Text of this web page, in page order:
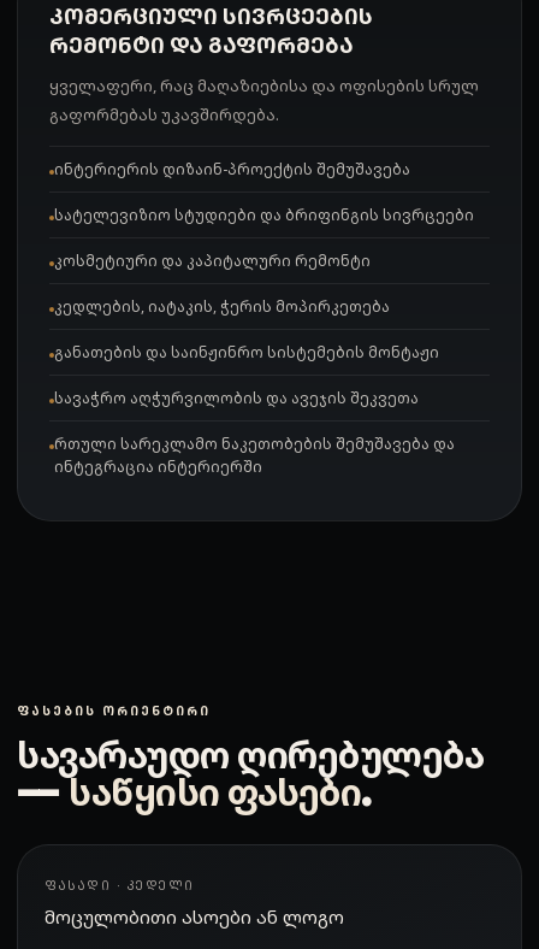
ᲙᲝᲛᲔᲠᲪᲘᲣᲚᲘ ᲡᲘᲕᲠᲪᲔᲔᲑᲘᲡ
ᲠᲔᲛᲝᲜᲢᲘ ᲓᲐ ᲒᲐᲤᲝᲠᲛᲔᲑᲐ
ყველაფერი, რაც მაღაზიებისა და ოფისების სრულ
გაფორმებას უკავშირდება.
ინტერიერის დიზაინ-პროექტის შემუშავება
სატელევიზიო სტუდიები და ბრიფინგის სივრცეები
კოსმეტიური და კაპიტალური რემონტი
კედლების, იატაკის, ჭერის მოპირკეთება
განათების და საინჟინრო სისტემების მონტაჟი
სავაჭრო აღჭურვილობის და ავეჯის შეკვეთა
რთული სარეკლამო ნაკეთობების შემუშავება და
ინტეგრაცია ინტერიერში
ᲤᲐᲡᲔᲑᲘᲡ ᲝᲠᲘᲔᲜᲢᲘᲠᲘ
სავარაუდო ღირებულება
—საწყისი ფასები.
ᲤᲐᲡᲐᲓᲘ · ᲙᲔᲓᲔᲚᲘ
მოცულობითი ასოები ან ლოგო